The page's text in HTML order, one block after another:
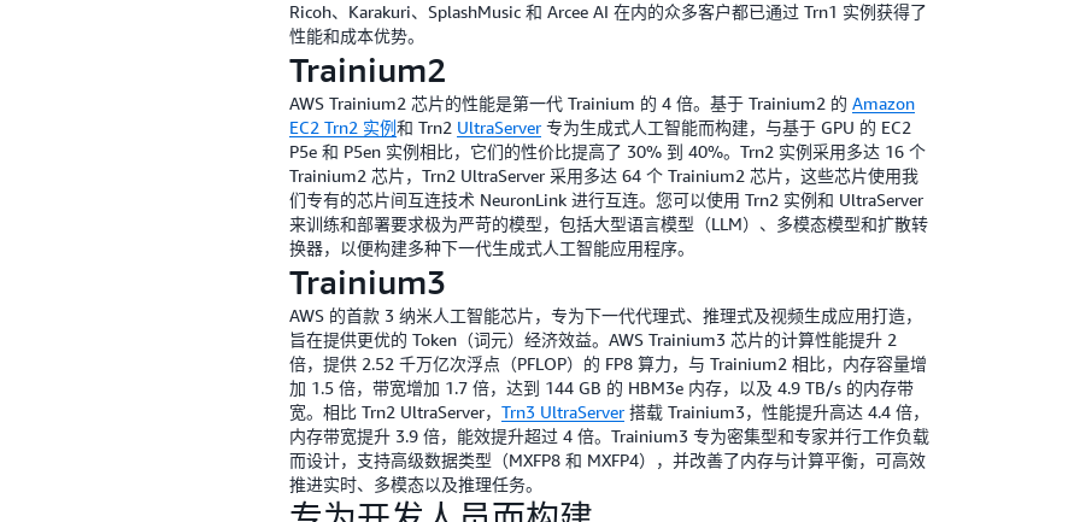
Ricoh、Karakuri、SplashMusic 和 Arcee AI 在内的众多客户都已通过 Trn1 实例获得了
性能和成本优势。
Trainium2
AWS Trainium2 芯片的性能是第一代 Trainium 的 4 倍。基于 Trainium2 的 Amazon
EC2 Trn2 实例和 Trn2 UltraServer专为生成式人工智能而构建，与基于 GPU 的 EC2
P5e 和 P5en 实例相比，它们的性价比提高了 30% 到 40%。Trn2 实例采用多达 16 个
Trainium2 芯片，Trn2 UltraServer 采用多达 64 个 Trainium2 芯片，这些芯片使用我
们专有的芯片间互连技术 NeuronLink 进行互连。您可以使用 Trn2 实例和 UltraServer
来训练和部署要求极为严苛的模型，包括大型语言模型（LLM）、多模态模型和扩散转
换器，以便构建多种下一代生成式人工智能应用程序。
Trainium3
AWS 的首款 3 纳米人工智能芯片，专为下一代代理式、推理式及视频生成应用打造，
旨在提供更优的 Token（词元）经济效益。AWS Trainium3 芯片的计算性能提升 2
倍，提供 2.52 千万亿次浮点（PFLOP）的 FP8 算力，与 Trainium2 相比，内存容量增
加 1.5 倍，带宽增加 1.7 倍，达到 144 GB 的 HBM3e 内存，以及 4.9 TB/s 的内存带
宽。相比 Trn2 UltraServer， Trn3 UltraServer搭载 Trainium3，性能提升高达 4.4 倍，
内存带宽提升 3.9 倍，能效提升超过 4 倍。Trainium3 专为密集型和专家并行工作负载
而设计，支持高级数据类型（MXFP8 和 MXFP4），并改善了内存与计算平衡，可高效
推进实时、多模态以及推理任务。